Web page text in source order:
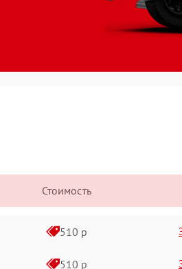
Стоимость
510 р
510 р